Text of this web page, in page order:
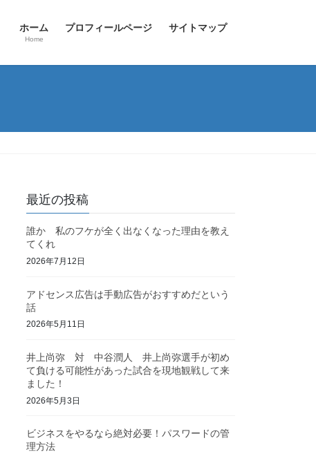
ホーム
Home
プロフィールページ サイトマップ
最近の投稿
誰か 私のフケが全く出なくなった理由を教え
てくれ
2026年7月12日
アドセンス広告は手動広告がおすすめだという
話
2026年5月11日
井上尚弥 対 中谷潤人 井上尚弥選手が初め
て負ける可能性があった試合を現地観戦して来
ました！
2026年5月3日
ビジネスをやるなら絶対必要！パスワードの管
理方法